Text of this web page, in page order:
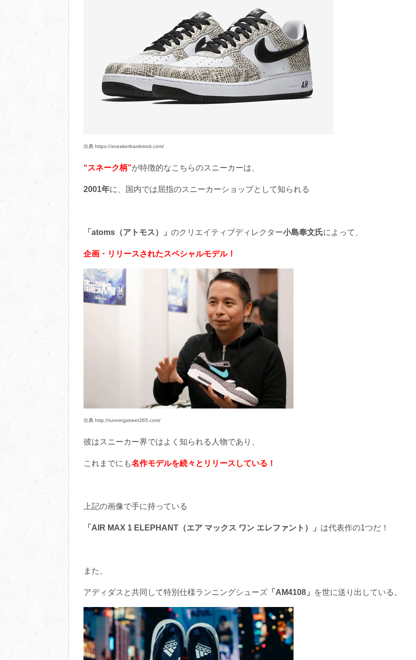
出典 https://sneakerbardetroit.com/
“スネーク柄”が特徴的なこちらのスニーカーは、
2001年に、国内では屈指のスニーカーショップとして知られる
「atoms（アトモス）」 のクリエイティブディレクター小島奉文氏によって、
企画・リリースされたスペシャルモデル！
出典 http://runningstreet365.com/
彼はスニーカー界ではよく知られる人物であり、
これまでにも名作モデルを続々とリリース している！
上記の画像で手に持っている
「AIR MAX 1 ELEPHANT（エア マックス ワン エレファント）」 は代表作の1つだ！
また、
アディダスと共同して特別仕様ランニングシューズ 「AM4108」 を世に送り出している。